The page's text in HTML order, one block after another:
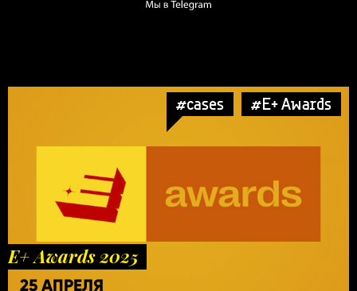
#cases #E+ Awards
E+ Awards 2025
25 АПРЕЛЯ